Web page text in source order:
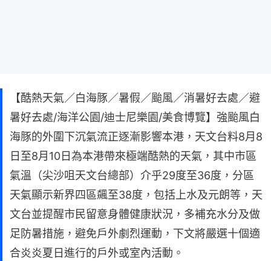
【酷熱天氣／白海豚／暑假／颱風／消暑好去處／避
暑好去處/海洋公園/迪士尼樂園/美食博覽】強颱風白
海豚的外圍下沉氣流正逐漸影響本港，天文台料8月8
日至8月10日為本港帶來極端酷熱的天氣，其中市區
氣溫（尖沙咀天文台總部）介乎29度至36度，分區
天氣顯示新界四區飆至38度，包括上水及元朗等，天
文台並提醒市民留意身體健康狀況，多補充水分及做
足防暑措施，避免戶外劇烈運動，下文將嚴選十個適
合炎炎夏日進行的戶外或室內活動。